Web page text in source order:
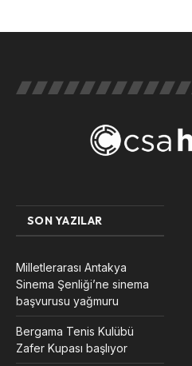
SON YAZILAR
Milletlerarası Antakya
Sinema Şenliği’ne sinema
başvurusu yağmuru
Bergama Tenis Kulübü
Zafer Kupası başlıyor